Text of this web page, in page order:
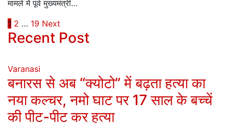
मामले में पूर्व मुख्यमंत्री…
Posts
navigation
1 2 … 19 Next
Recent Post
Varanasi
बनारस से अब “क्योटो” में बढ़ता हत्या का
नया कल्चर, नमो घाट पर 17 साल के बच्चें
की पीट-पीट कर हत्या